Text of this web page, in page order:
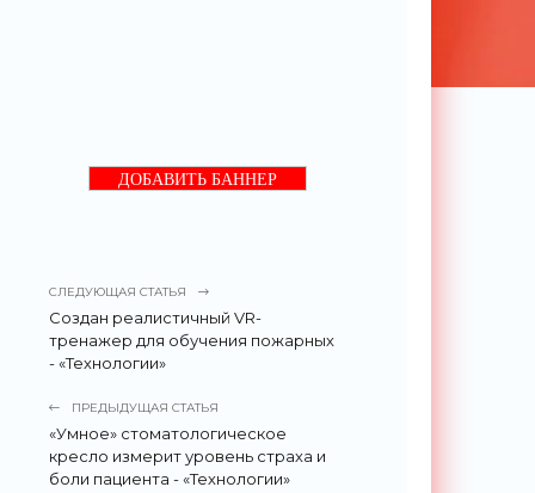
ДОБАВИТЬ БАННЕР
СЛЕДУЮЩАЯ СТАТЬЯ
Создан реалистичный VR-
тренажер для обучения пожарных
- «Технологии»
ПРЕДЫДУЩАЯ СТАТЬЯ
«Умное» стоматологическое
кресло измерит уровень страха и
боли пациента - «Технологии»